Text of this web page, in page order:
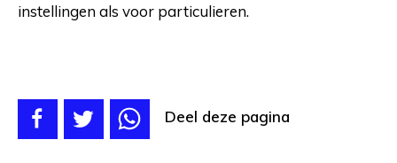
instellingen als voor particulieren.
Deel deze pagina